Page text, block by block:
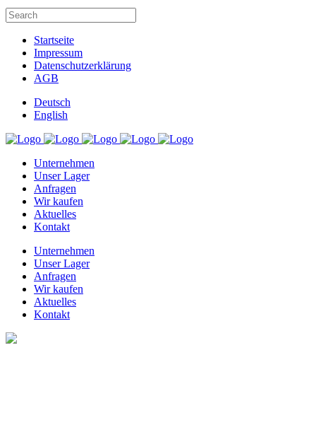
Startseite
Impressum
Datenschutzerklärung
AGB
Deutsch
English
Unternehmen
Unser Lager
Anfragen
Wir kaufen
Aktuelles
Kontakt
Unternehmen
Unser Lager
Anfragen
Wir kaufen
Aktuelles
Kontakt